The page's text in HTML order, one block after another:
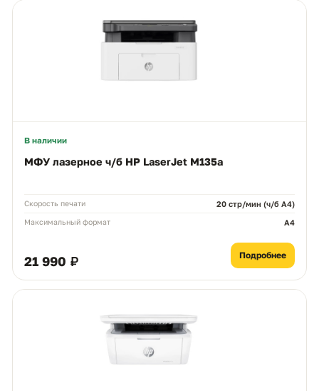
В наличии
МФУ лазерное ч/б HP LaserJet M135a
Скорость печати 20 стр/мин (ч/б А4)
Максимальный формат A4
21 990 ₽ Подробнее
Ответим в рабочее время